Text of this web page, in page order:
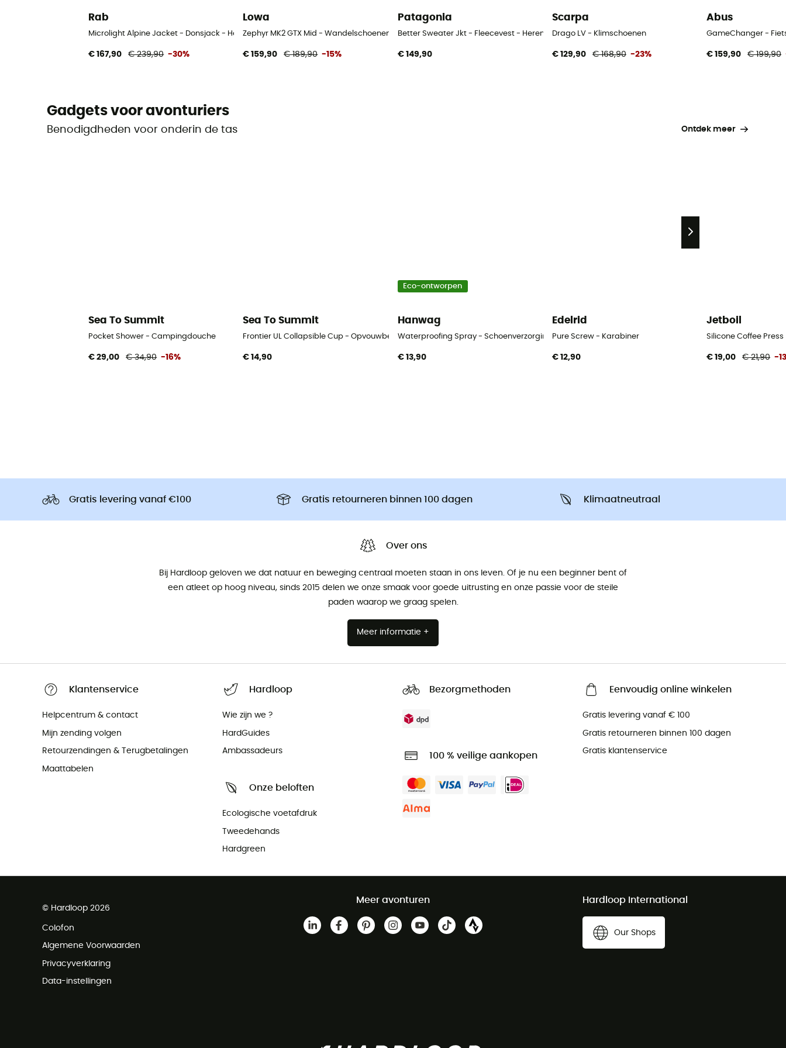
Rab
Microlight Alpine Jacket - Donsjack - Heren
€ 167,90 € 239,90 -30%
Lowa
Zephyr MK2 GTX Mid - Wandelschoenen
€ 159,90 € 189,90 -15%
Patagonia
Better Sweater Jkt - Fleecevest - Heren
€ 149,90
Scarpa
Drago LV - Klimschoenen
€ 129,90 € 168,90 -23%
Abus
GameChanger -
€ 159,90 € 199,90
Gadgets voor avonturiers
Benodigdheden voor onderin de tas Ontdek meer
Sea To Summit
Pocket Shower - Campingdouche
€ 29,00 € 34,90 -16%
Sea To Summit
Frontier UL Collapsible Cup - Opvouwbeker
€ 14,90
Eco-ontworpen
Hanwag
Waterproofing Spray - Schoenverzorging
€ 13,90
Edelrid
Pure Screw - Karabiner
€ 12,90
Jetboil
Silicone Coffee Press
€ 19,00 € 21,90 -
Gratis levering vanaf €100 Gratis retourneren binnen 100 dagen Klimaatneutraal
Over ons
Bij Hardloop geloven we dat natuur en beweging centraal moeten staan ​​in ons leven. Of je nu een beginner bent of
een atleet op hoog niveau, sinds 2015 delen we onze smaak voor goede uitrusting en onze passie voor de steile
paden waarop we graag spelen.
Meer informatie +
Klantenservice
Helpcentrum & contact
Mijn zending volgen
Retourzendingen & Terugbetalingen
Maattabelen
Hardloop
Wie zijn we ?
HardGuides
Ambassadeurs
Onze beloften
Ecologische voetafdruk
Tweedehands
Hardgreen
Bezorgmethoden
100 % veilige aankopen
Eenvoudig online winkelen
Gratis levering vanaf € 100
Gratis retourneren binnen 100 dagen
Gratis klantenservice
© Hardloop 2026
Colofon
Algemene Voorwaarden
Privacyverklaring
Data-instellingen
Meer avonturen Hardloop International
Our Shops